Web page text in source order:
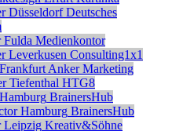
Düsseldorf Deutsches
Fulda Medienkontor
Leverkusen Consulting1x1
Frankfurt Anker Marketing
Tiefenthal HTG8
Hamburg BrainersHub
Hamburg BrainersHub
Leipzig Kreativ&Söhne